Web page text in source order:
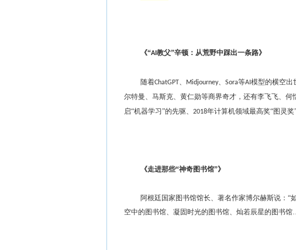
《“AI 教父”辛顿：从荒野中踩出一条路》
随着ChatGPT、 Midjourney、 Sora等AI 模型的横空出
尔特曼、马斯克、黄仁勋等商界奇才，还有李飞飞、
启“机器学习”的先驱、 2018年计算机领域最高奖“图灵奖
《走进那些“神奇图书馆”》
阿根廷国家图书馆馆长、著名作家博尔赫斯说： “
空中的图书馆、凝固时光的图书馆、灿若辰星的图书